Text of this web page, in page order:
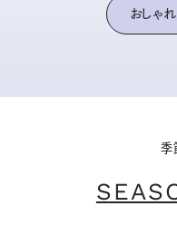
おしゃ
季